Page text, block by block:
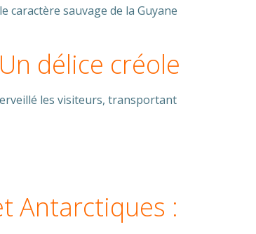
caractère sauvage de la Guyane
délice créole
les visiteurs, transportant
Antarctiques :